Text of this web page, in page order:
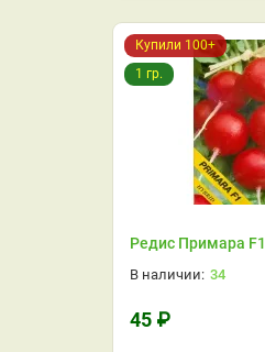
Купили 100+
1 гр.
Редис Примара F1
34
45 ₽